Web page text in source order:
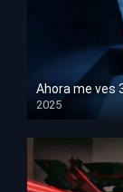
Ahora me ves
2025
HD 1080p